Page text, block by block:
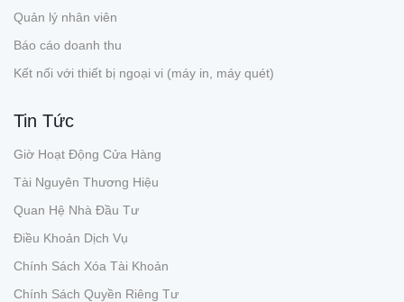
Quản lý nhân viên
Báo cáo doanh thu
Kết nối với thiết bị ngoại vi (máy in, máy quét)
Tin Tức
Giờ Hoạt Động Cửa Hàng
Tài Nguyên Thương Hiệu
Quan Hệ Nhà Đầu Tư
Điều Khoản Dịch Vụ
Chính Sách Xóa Tài Khoản
Chính Sách Quyền Riêng Tư